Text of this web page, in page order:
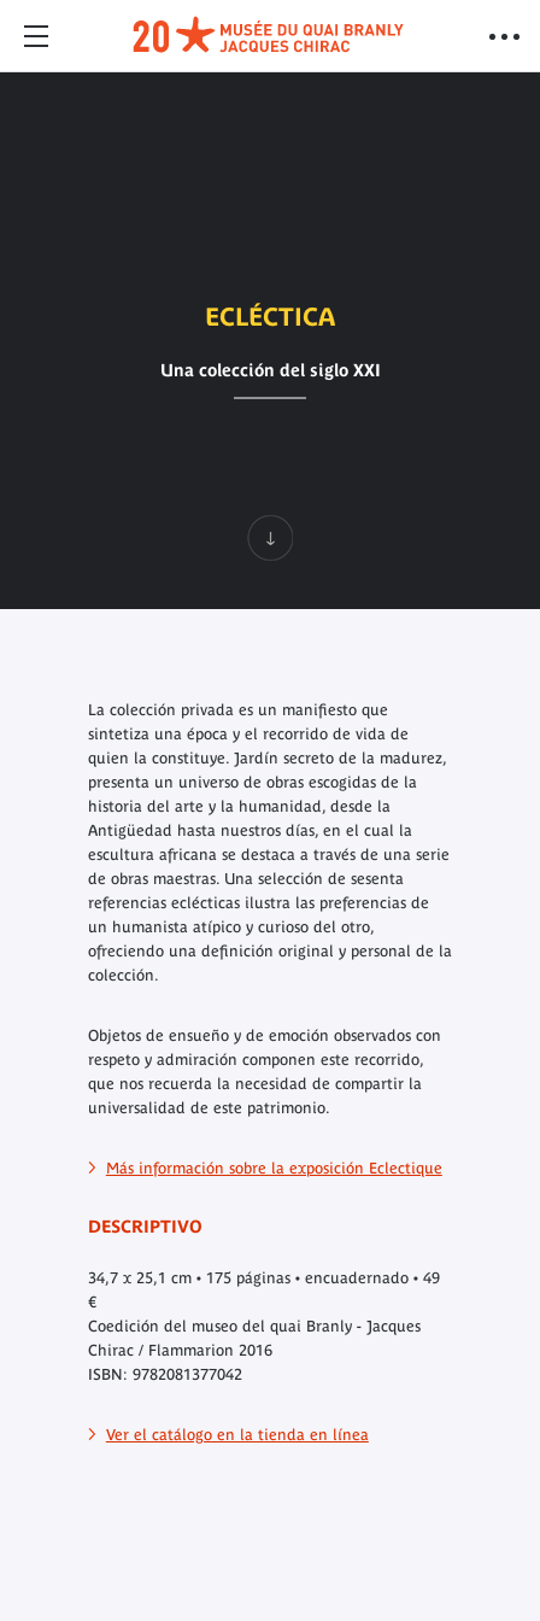
ECLÉCTICA
Una colección del siglo XXI
La colección privada es un manifiesto que
sintetiza una época y el recorrido de vida de
quien la constituye. Jardín secreto de la madurez,
presenta un universo de obras escogidas de la
historia del arte y la humanidad, desde la
Antigüedad hasta nuestros días, en el cual la
escultura africana se destaca a través de una serie
de obras maestras. Una selección de sesenta
referencias eclécticas ilustra las preferencias de
un humanista atípico y curioso del otro,
ofreciendo una definición original y personal de la
colección.
Objetos de ensueño y de emoción observados con
respeto y admiración componen este recorrido,
que nos recuerda la necesidad de compartir la
universalidad de este patrimonio.
Más información sobre la exposición Eclectique
DESCRIPTIVO
34,7 x 25,1 cm • 175 páginas • encuadernado • 49
€
Coedición del museo del quai Branly - Jacques
Chirac / Flammarion 2016
ISBN: 9782081377042
Ver el catálogo en la tienda en línea